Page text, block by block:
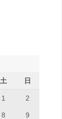
土 日
1 2
8 9